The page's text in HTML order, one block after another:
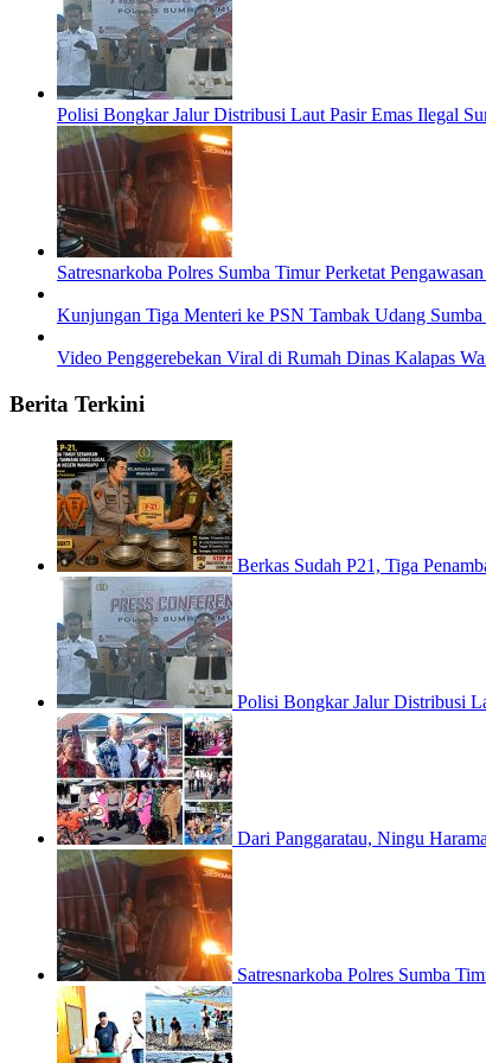
Polisi Bongkar Jalur Distribusi Laut Pasir Emas Ilegal
Satresnarkoba Polres Sumba Timur Perketat
Kunjungan Tiga Menteri ke PSN Tambak Udang
Video Penggerebekan Viral di Rumah Dinas Kalapas
Berita Terkini
Berkas Sudah P21, Tiga
Polisi Bongkar Jalur Distribusi
Dari Panggaratau, Ningu
Satresnarkoba Polres Sumba